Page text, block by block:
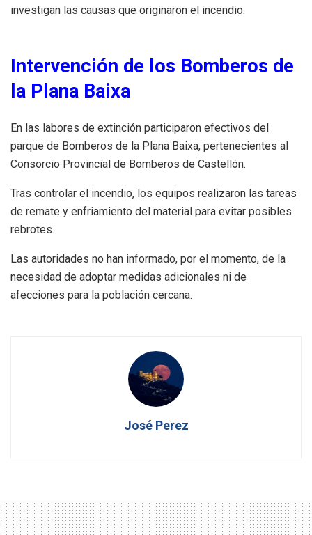
investigan las causas que originaron el incendio.
Intervención de los Bomberos de
la Plana Baixa
En las labores de extinción participaron efectivos del
parque de Bomberos de la Plana Baixa, pertenecientes al
Consorcio Provincial de Bomberos de Castellón.
Tras controlar el incendio, los equipos realizaron las tareas
de remate y enfriamiento del material para evitar posibles
rebrotes.
Las autoridades no han informado, por el momento, de la
necesidad de adoptar medidas adicionales ni de
afecciones para la población cercana.
José Perez